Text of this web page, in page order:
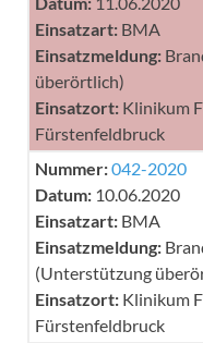
Einsatzart: BMA
Einsatzmeldung:
überörtlich)
Einsatzort: Klinikum
Fürstenfeldbruck
Nummer:042-2020
Datum: 10.06.2020
Einsatzart: BMA
Einsatzmeldung:
(Unterstützung
Einsatzort: Klinikum
Fürstenfeldbruck